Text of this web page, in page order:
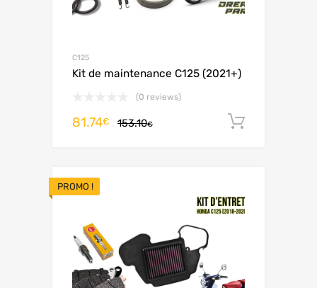
C125
Kit de maintenance C125 (2021+)
(0 reviews)
153.10€
81.74€
PROMO !